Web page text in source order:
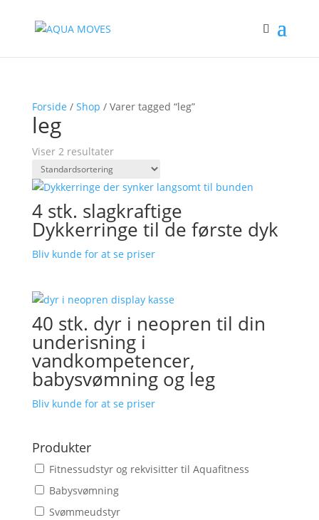
Forside / Shop / Varer tagged “leg”
leg
Viser 2 resultater
4 stk. slagkraftige
Dykkerringe til de første dyk
Bliv kunde for at se priser
40 stk. dyr i neopren til din
underisning i
vandkompetencer,
babysvømning og leg
Bliv kunde for at se priser
Produkter
Fitnessudstyr og rekvisitter til Aquafitness
Babysvømning
Svømmeudstyr